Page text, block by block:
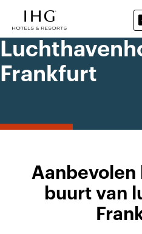
Frankfurt
Aanbevolen
buurt van